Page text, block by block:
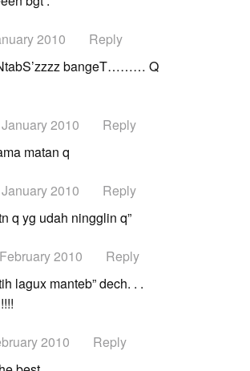
2010
Reply
bangeT……… Q
2010
Reply
matan q
2010
Reply
q yg udah ningglin q”
2010
Reply
lagux manteb” dech. . .
2010
Reply